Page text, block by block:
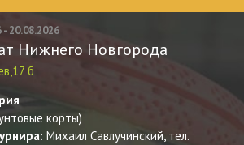
- 20.08.2026
Нижнего Новгорода
б
корты)
Михаил Савлучинский, тел.